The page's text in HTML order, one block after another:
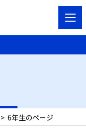
> 6年生のページ